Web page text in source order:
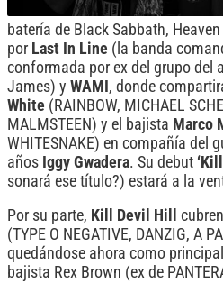
batería de Black Sabbath,
por Last In Line (la banda
conformada por ex del grupo del
James) y WAMI, donde
White (RAINBOW, MICHAEL
MALMSTEEN) y el bajista Marco
WHITESNAKE) en compañía del
años Iggy Gwadera. Su debut
sonará ese título?) estará a la
Por su parte, Kill Devil Hill
(TYPE O NEGATIVE, DANZIG, A
quedándose ahora como
bajista Rex Brown (ex de